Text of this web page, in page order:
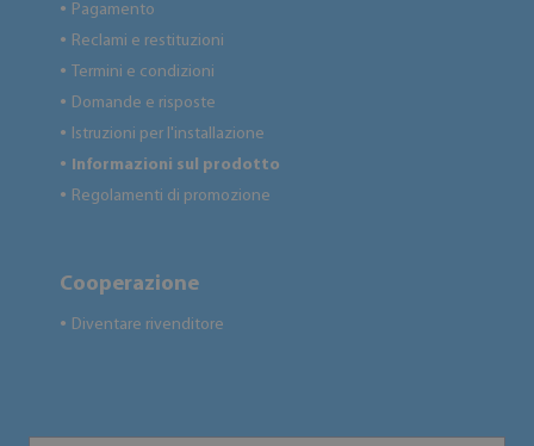
● Pagamento
● Reclami e restituzioni
● Termini e condizioni
● Domande e risposte
● Istruzioni per l'installazione
● Informazioni sul prodotto
● Regolamenti di promozione
Cooperazione
● Diventare rivenditore